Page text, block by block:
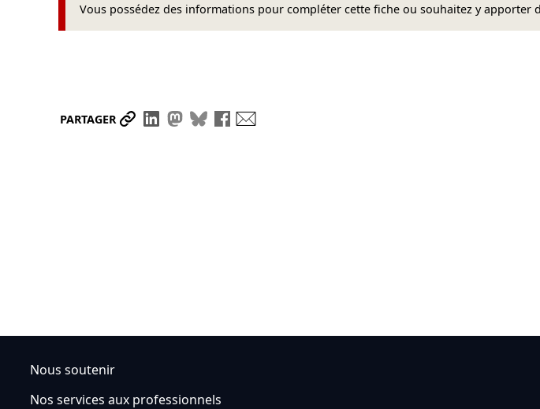
Vous possédez des informations pour compléter cette fiche ou souhaitez y apporter
PARTAGER Partager le lien
Partager sur LinkedIn
Partager sur Mastodon
Partager sur Bluesky
Partager sur Facebook
Nous soutenir
Nos services aux professionnels